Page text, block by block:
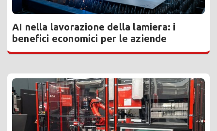
AI nella lavorazione della lamiera: i
benefici economici per le aziende